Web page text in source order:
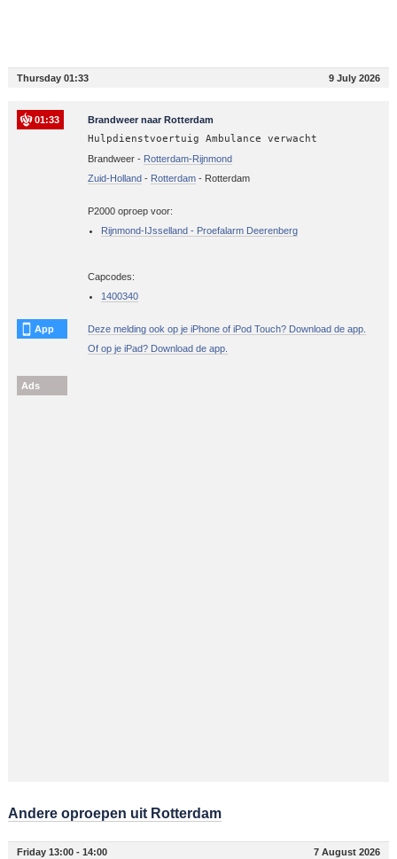
Thursday 01:33 9 July 2026
01:33 Brandweer naar Rotterdam
Hulpdienstvoertuig Ambulance verwacht
Brandweer - Rotterdam-Rijnmond
Zuid-Holland- Rotterdam- Rotterdam
P2000 oproep voor:
Rijnmond-IJsselland - Proefalarm Deerenberg
Capcodes:
1400340
App
Deze melding ook op je iPhone of iPod Touch? Download de app.
Of op je iPad? Download de app.
Ads
Andere oproepen uit Rotterdam
Friday 13:00 - 14:00 7 August 2026